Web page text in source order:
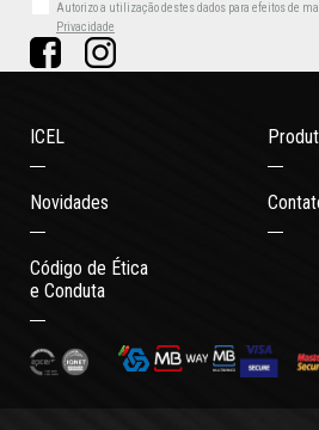
Autorizo a utilização destes dados para efeitos de
Privacidade
ICEL
Novidades
Código de Ética
e Conduta